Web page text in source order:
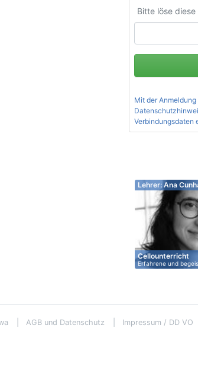
Bitte löse
Mit der
Verbindungsdaten
Lehrer: Ana
Cellounterricht
Erfahrene und
Cellolehrerin…
AGB und Datenschutz Impressum / DD VO